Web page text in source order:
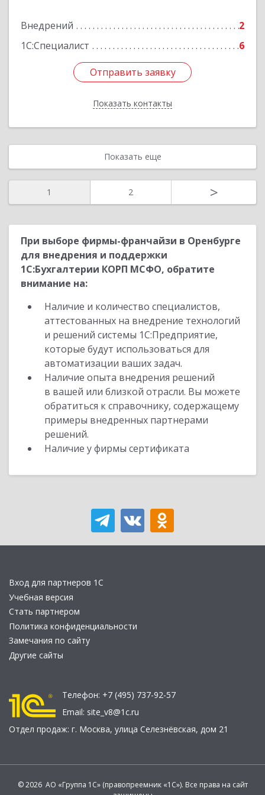
Внедрений
2
1С:Специалист
6
Отправить заявку
Показать контакты
Подробнее
Отправить заявку
Назад
Показать еще
1 2 >
При выборе фирмы-франчайзи в Оренбурге
для внедрения и поддержки
1С:Бухгалтерии КОРП МСФО, обратите
внимание на:
Наличие и количество специалистов,
аттестованных на внедрение технологий
и решений системы 1С:Предприятие,
которые будут использоваться для
автоматизации ваших задач.
Наличие опыта внедрения решений
в вашей или близкой отрасли. Вы можете
обратиться к справочнику, содержащему
примеры внедренных партнерами
решений.
Наличие у фирмы сертификата
Вход для партнеров 1С
Учебная версия
Стать партнером
Политика конфиденциальности
Замечания по сайту
Другие сайты
Телефон: +7 (495) 737-92-57
Email: site_v8@1c.ru
Отдел продаж: г. Москва, улица Селезнёвская, дом 21
© 2026 АО «Группа 1С» (правопреемник «1С»). Все права на сайт